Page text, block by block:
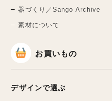
器づくり／Sango Archive
素材について
お買いもの
デザインで選ぶ